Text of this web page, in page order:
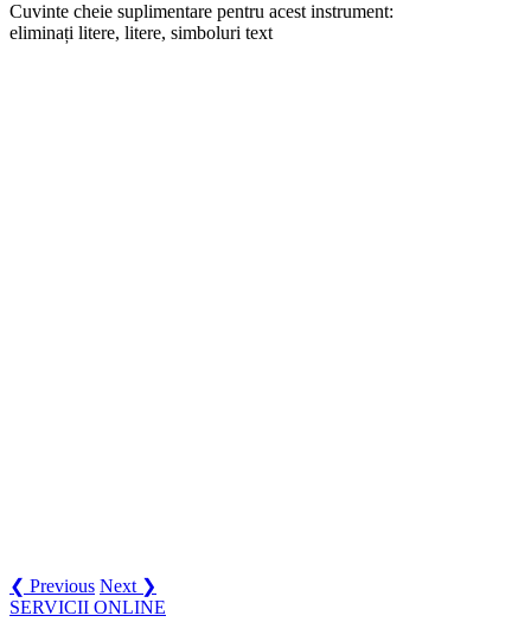
Cuvinte cheie suplimentare pentru acest instrument:
eliminați litere, litere, simboluri text
❮ Previous Next ❯
SERVICII ONLINE